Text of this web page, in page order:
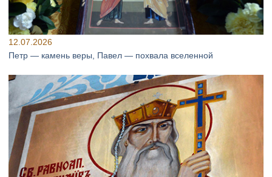
12.07.2026
Петр — камень веры, Павел — похвала вселенной